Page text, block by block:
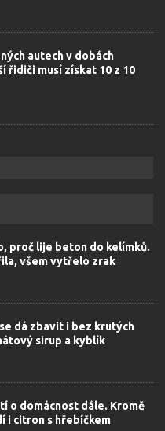
autech v dobách
řidiči musí získat 10 z 10
proč lije beton do kelímků.
všem vytřelo zrak
dá zbavit i bez krutých
sirup a kyblík
o domácnost dále. Kromě
i citron s hřebíčkem